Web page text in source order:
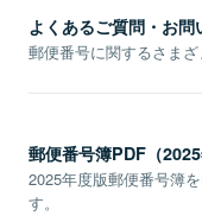
よくあるご質問・お問
郵便番号に関するさまざ
郵便番号簿PDF（2025
2025年度版郵便番号簿
す。